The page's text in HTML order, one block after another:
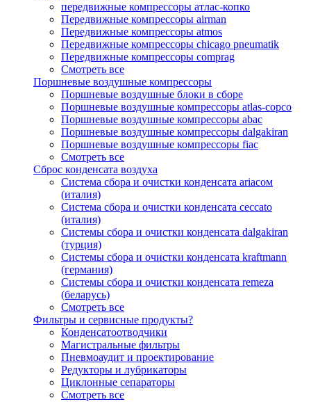
передвижные компрессоры атлас-копко
Передвижные компрессоры airman
Передвижные компрессоры atmos
Передвижные компрессоры chicago pneumatik
Передвижные компрессоры comprag
Смотреть все
Поршневые воздушные компрессоры
Поршневые воздушные блоки в сборе
Поршневые воздушные компрессоры atlas-copco
Поршневые воздушные компрессоры abac
Поршневые воздушные компрессоры dalgakiran
Поршневые воздушные компрессоры fiac
Смотреть все
Сброс конденсата воздуха
Система сбора и очистки конденсата ariacом
(италия)
Система сбора и очистки конденсата ceccato
(италия)
Системы сбора и очистки конденсата dalgakiran
(турция)
Системы сбора и очистки конденсата kraftmann
(германия)
Системы сбора и очистки конденсата remeza
(беларусь)
Смотреть все
Фильтры и сервисные продукты?
Конденсатоотводчики
Магистральные фильтры
Пневмоаудит и проектирование
Редукторы и лубрикаторы
Циклонные сепараторы
Смотреть все